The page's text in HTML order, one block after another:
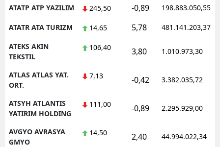
ATATP ATP YAZILIM 245,50 -0,89 198.883.050,55
ATATR ATA TURIZM 14,65 5,78 481.141.203,37
ATEKS AKIN
TEKSTIL
106,40 3,80 1.010.973,30
ATLAS ATLAS YAT.
ORT.
7,13 -0,42 3.382.035,72
ATSYH ATLANTIS
YATIRIM HOLDING
111,00 -0,89 2.295.929,00
AVGYO AVRASYA
GMYO
14,50 2,40 44.994.022,34